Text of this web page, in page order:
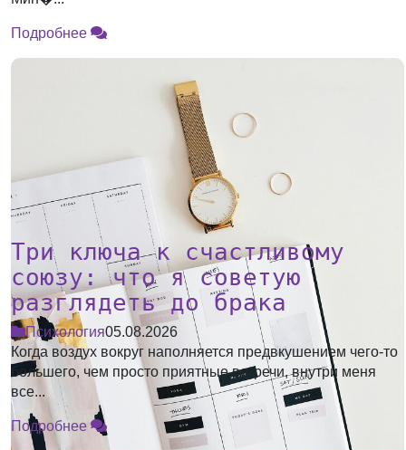
Подробнее
Три ключа к счастливому
союзу: что я советую
разглядеть до брака
Психология05.08.2026
Когда воздух вокруг наполняется предвкушением чего-то
большего, чем просто приятные встречи, внутри меня
все...
Подробнее